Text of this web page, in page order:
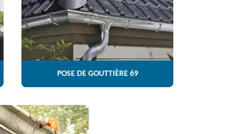
POSE DE GOUTTIÈRE 69